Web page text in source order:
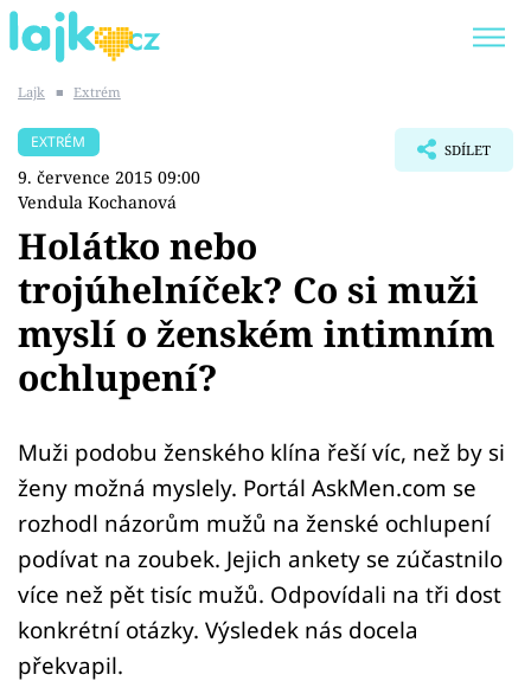
SHOPAHOLICADEL
Témata
Showbyznys
Virály
Sex a vztahy
Videa
Sledujte prima+
Lajk ■ Extrém
EXTRÉM
9. července 2015 09:00
Vendula Kochanová
SDÍLET
Holátko nebo
trojúhelníček? Co si muži
myslí o ženském intimním
ochlupení?
Muži podobu ženského klína řeší víc, než by si
ženy možná myslely. Portál AskMen.com se
rozhodl názorům mužů na ženské ochlupení
podívat na zoubek. Jejich ankety se zúčastnilo
více než pět tisíc mužů. Odpovídali na tři dost
konkrétní otázky. Výsledek nás docela
překvapil.